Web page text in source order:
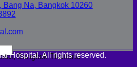
Bang Na, Bangkok 10260
Bangkok Thailand
Hospital. All rights reserved.